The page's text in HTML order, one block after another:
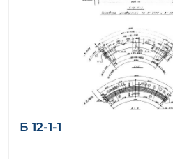
Б 12-1-1